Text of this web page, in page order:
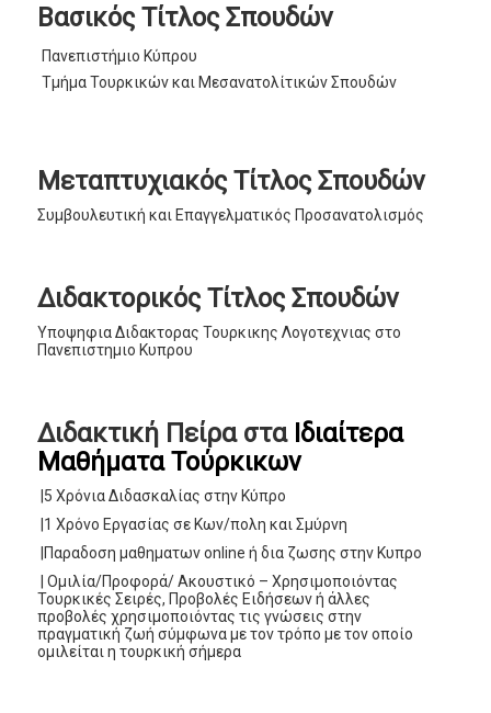
Βασικός Τίτλος Σπουδών
Πανεπιστήμιο Κύπρου
Τμήμα Τουρκικών και Μεσανατολίτικών Σπουδών
Μεταπτυχιακός Τίτλος Σπουδών
Συμβουλευτική και Επαγγελματικός Προσανατολισμός
Διδακτορικός Τίτλος Σπουδών
Υποψηφια Διδακτορας Τουρκικης Λογοτεχνιας στο
Πανεπιστημιο Κυπρου
Διδακτική Πείρα στα Ιδιαίτερα
Μαθήματα Τούρκικων
|5 Χρόνια Διδασκαλίας στην Κύπρο
|1 Χρόνο Εργασίας σε Κων/πολη και Σμύρνη
|Παραδοση μαθηματων online ή δια ζωσης στην Κυπρο
| Ομιλία/Προφορά/ Ακουστικό – Χρησιμοποιόντας
Τουρκικές Σειρές, Προβολές Ειδήσεων ή άλλες
προβολές χρησιμοποιόντας τις γνώσεις στην
πραγματική ζωή σύμφωνα με τον τρόπο με τον οποίο
ομιλείται η τουρκική σήμερα